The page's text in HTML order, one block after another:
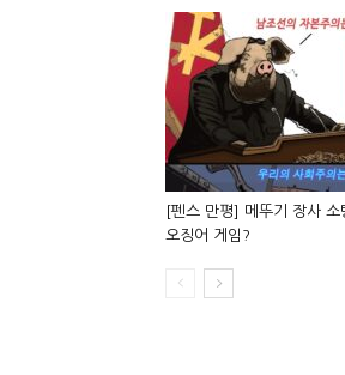
[펜스 만평] 메뚜기 장사
오징어 게임?